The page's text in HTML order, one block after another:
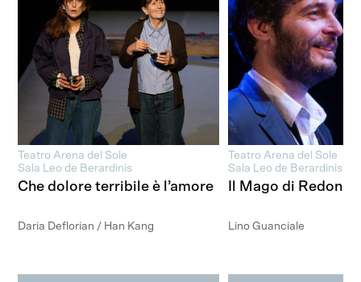
Teatro Arena del Sole
Sala Leo de Berardinis
Che dolore terribile è l’amore
Daria Deflorian / Han Kang
Teatro Arena del Sole
Sala Leo de Berardinis
Il Mago di Redonda
Lino Guanciale